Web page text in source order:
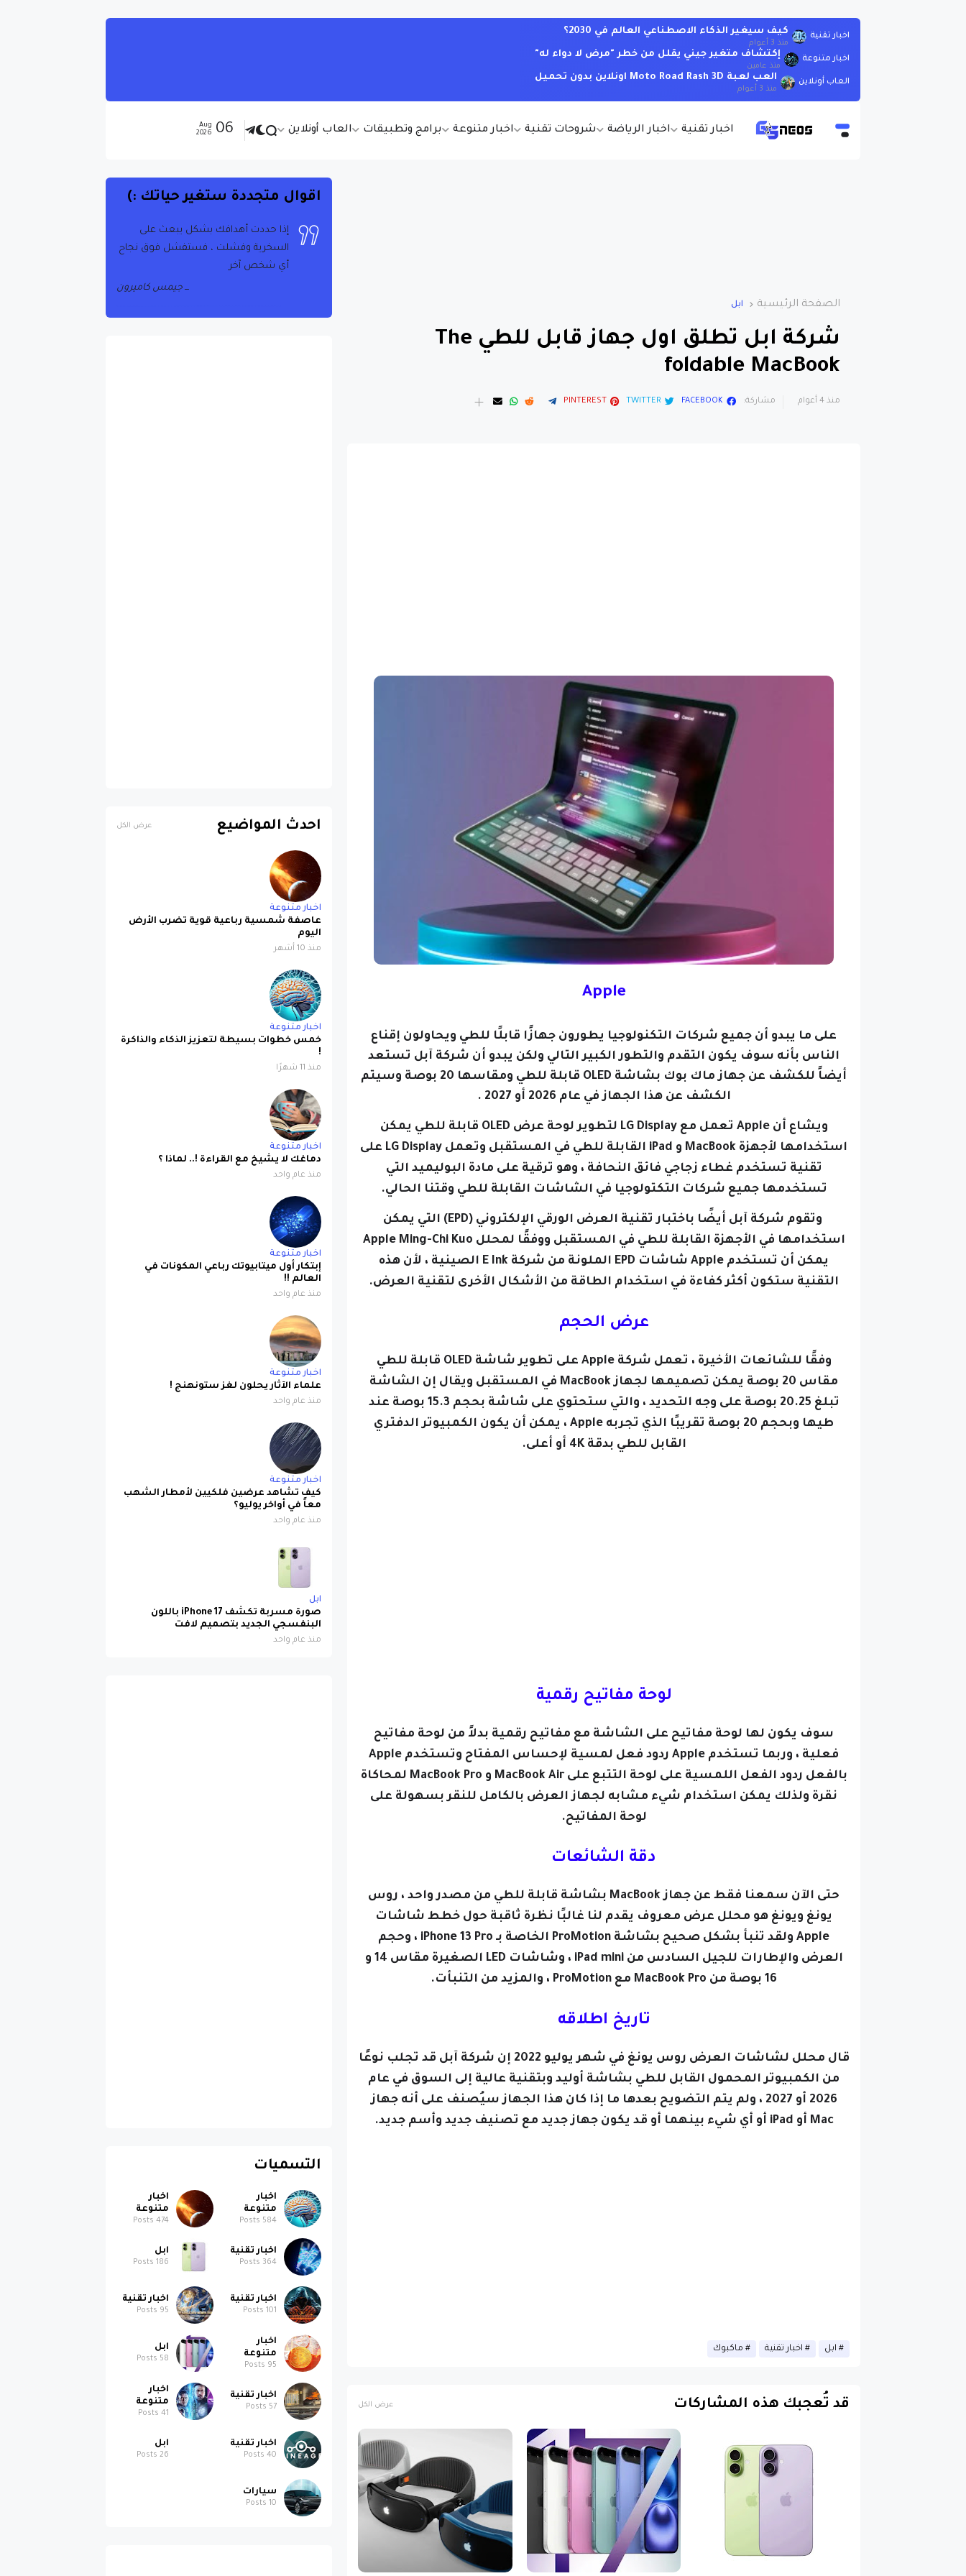
اخبار تقنية اخبار الرياضة شروحات تقنية اخبار متنوعة برامج وتطبيقات العاب أونلاين 06
Aug
2026
اخبار تقنية كيف سيغير الذكاء الاصطناعي العالم في 2030؟
منذ 3 أعوام
اخبار متنوعة إكتشاف متغير جيني يقلل من خطر "مرض لا دواء له"
منذ عامين
العاب أونلاين العب لعبة Moto Road Rash 3D اونلاين بدون تحميل
منذ 3 أعوام
الصفحة الرئيسية ابل
شركة ابل تطلق اول جهاز قابل للطي The
foldable MacBook
منذ 4 أعوام مشاركة: FACEBOOK
TWITTER
PINTEREST
Apple
على ما يبدو أن جميع شركات التكنولوجيا يطورون جهازًا قابلًا للطي ويحاولون إقناع
الناس بأنه سوف يكون التقدم والتطور الكبير التالي ولكن يبدو أن شركة آبل تستعد
أيضاً للكشف عن جهاز ماك بوك بشاشة OLED قابلة للطي ومقاسها 20 بوصة وسيتم
الكشف عن هذا الجهاز في عام 2026 أو 2027 .
ويشاع أن Apple تعمل مع LG Display لتطوير لوحة عرض OLED قابلة للطي يمكن
استخدامها لأجهزة MacBook و iPad القابلة للطي في المستقبل وتعمل LG Display على
تقنية تستخدم غطاء زجاجي فائق النحافة ، وهو ترقية على مادة البوليميد التي
تستخدمها جميع شركات التكتولوجيا في الشاشات القابلة للطي وقتنا الحالي.
وتقوم شركة آبل أيضًا باختبار تقنية العرض الورقي الإلكتروني (EPD) التي يمكن
استخدامها في الأجهزة القابلة للطي في المستقبل ووفقًا لمحلل Apple Ming-Chi Kuo
يمكن أن تستخدم Apple شاشات EPD الملونة من شركة E Ink الصينية ، لأن هذه
التقنية ستكون أكثر كفاءة في استخدام الطاقة من الأشكال الأخرى لتقنية العرض.
عرض الحجم
وفقًا للشائعات الأخيرة ، تعمل شركة Apple على تطوير شاشة OLED قابلة للطي
مقاس 20 بوصة يمكن تصميمها لجهاز MacBook في المستقبل ويقال إن الشاشة
تبلغ 20.25 بوصة على وجه التحديد ، والتي ستحتوي على شاشة بحجم 15.3 بوصة عند
طيها وبحجم 20 بوصة تقريبًا الذي تجربه Apple ، يمكن أن يكون الكمبيوتر الدفتري
القابل للطي بدقة 4K أو أعلى.
لوحة مفاتيح رقمية
سوف يكون لها لوحة مفاتيح على الشاشة مع مفاتيح رقمية بدلاً من لوحة مفاتيح
فعلية ، وربما تستخدم Apple ردود فعل لمسية لإحساس المفتاح وتستخدم Apple
بالفعل ردود الفعل اللمسية على لوحة التتبع على MacBook Air و MacBook Pro لمحاكاة
نقرة ولذلك يمكن استخدام شيء مشابه لجهاز العرض بالكامل للنقر بسهولة على
لوحة المفاتيح.
دقة الشائعات
حتى الآن سمعنا فقط عن جهاز MacBook بشاشة قابلة للطي من مصدر واحد ، روس
يونغ ويونغ هو محلل عرض معروف يقدم لنا غالبًا نظرة ثاقبة حول خطط شاشات
Apple ولقد تنبأ بشكل صحيح بشاشة ProMotion الخاصة بـ iPhone 13 Pro ، وحجم
العرض والإطارات للجيل السادس من iPad mini ، وشاشات LED الصغيرة مقاس 14 و
16 بوصة من MacBook Pro مع ProMotion ، والمزيد من التنبأت.
تاريخ اطلاقه
قال محلل لشاشات العرض روس يونغ في شهر يوليو 2022 إن شركة آبل قد تجلب نوعًا
من الكمبيوتر المحمول القابل للطي بشاشة أوليد وبتقنية عالية إلى السوق في عام
2026 أو 2027 ، ولم يتم التضويح بعدها ما إذا كان هذا الجهاز سيُصنف على أنه جهاز
Mac أو ‌iPad‌ أو أي شيء بينهما أو قد يكون جهاز جديد مع تصنيف جديد وأسم جديد.
ابل اخبار تقنية ماكبوك
قد تُعجبك هذه المشاركات عرض الكل
اقوال متجددة ستغير حياتك :)
إذا حددت أهدافك بشكل يبعث على
السخرية وفشلت ، فستفشل فوق نجاح
أي شخص آخر
جيمس كاميرون
احدث المواضيع عرض الكل
اخبار متنوعة
عاصفة شمسية رباعية قوية تضرب الأرض
اليوم
منذ 10 أشهر
اخبار متنوعة
خمس خطوات بسيطة لتعزيز الذكاء والذاكرة
!
منذ 11 شهرًا
اخبار متنوعة
دماغك لا يشيخ مع القراءة !.. لماذا ؟
منذ عام واحد
اخبار متنوعة
إبتكار أول ميتابيوتك رباعي المكونات في
العالم !!
منذ عام واحد
اخبار متنوعة
علماء الآثار يحلون لغز ستونهنج !
منذ عام واحد
اخبار متنوعة
كيف تشاهد عرضين فلكيين لأمطار الشهب
معاً في أواخر يوليو؟
منذ عام واحد
ابل
صورة مسربة تكشف iPhone 17 باللون
البنفسجي الجديد بتصميم لافت
منذ عام واحد
التسميات
اخبار
متنوعة
584
اخبار
متنوعة
474
اخبار تقنية
364
ابل
186
اخبار تقنية
101
اخبار تقنية
95
اخبار
متنوعة
95
ابل
58
اخبار تقنية
57
اخبار
متنوعة
41
اخبار تقنية
40
ابل
26
سيارات
10